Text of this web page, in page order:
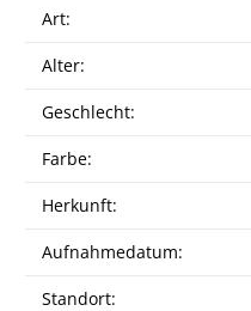
Art:
Alter:
Geschlecht:
Farbe:
Herkunft:
Aufnahmedatum:
Standort: